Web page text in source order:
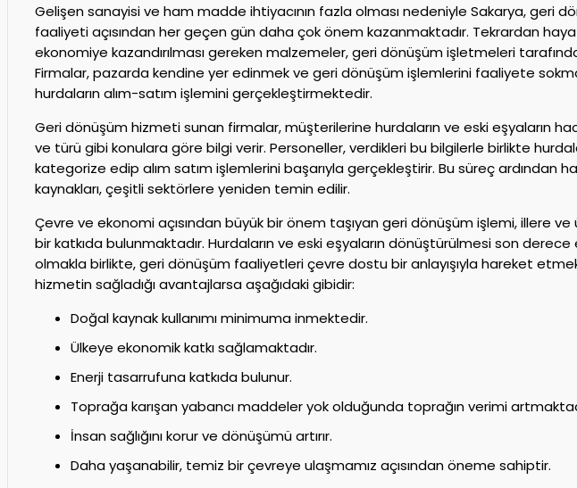
Gelişen sanayisi ve ham madde ihtiyacının fazla olması nedeniyle Sakarya, geri
faaliyeti açısından her geçen gün daha çok önem kazanmaktadır. Tekrardan
ekonomiye kazandırılması gereken malzemeler, geri dönüşüm işletmeleri
Firmalar, pazarda kendine yer edinmek ve geri dönüşüm işlemlerini faaliyete
hurdaların alım-satım işlemini gerçekleştirmektedir.
Geri dönüşüm hizmeti sunan firmalar, müşterilerine hurdaların ve eski eşyaların
ve türü gibi konulara göre bilgi verir. Personeller, verdikleri bu bilgilerle birlikte
kategorize edip alım satım işlemlerini başarıyla gerçekleştirir. Bu süreç ardından
kaynakları, çeşitli sektörlere yeniden temin edilir.
Çevre ve ekonomi açısından büyük bir önem taşıyan geri dönüşüm işlemi, illere ve
bir katkıda bulunmaktadır. Hurdaların ve eski eşyaların dönüştürülmesi son
olmakla birlikte, geri dönüşüm faaliyetleri çevre dostu bir anlayışıyla hareket
hizmetin sağladığı avantajlarsa aşağıdaki gibidir:
Doğal kaynak kullanımı minimuma inmektedir.
Ülkeye ekonomik katkı sağlamaktadır.
Enerji tasarrufuna katkıda bulunur.
Toprağa karışan yabancı maddeler yok olduğunda toprağın verimi
İnsan sağlığını korur ve dönüşümü artırır.
Daha yaşanabilir, temiz bir çevreye ulaşmamız açısından öneme sahiptir.